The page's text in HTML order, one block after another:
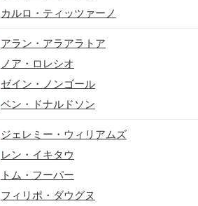
カルロ・ティッツァーノ
アラン・アラアラトア
ノア・ロレシオ
ゼイン・ノンゴール
ベン・ドナルドソン
ジェレミー・ウィリアムズ
レン・イキタウ
トム・フーパー
フィリポ・ダウグヌ